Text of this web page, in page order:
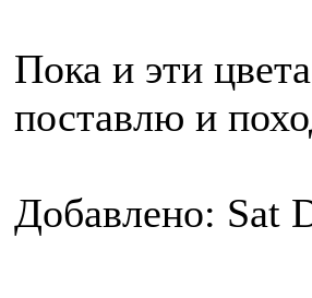
Пока и эти
поставлю и
Добавлено: Sat